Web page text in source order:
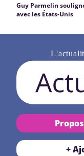
Guy Parmelin
avec les États-Unis
+